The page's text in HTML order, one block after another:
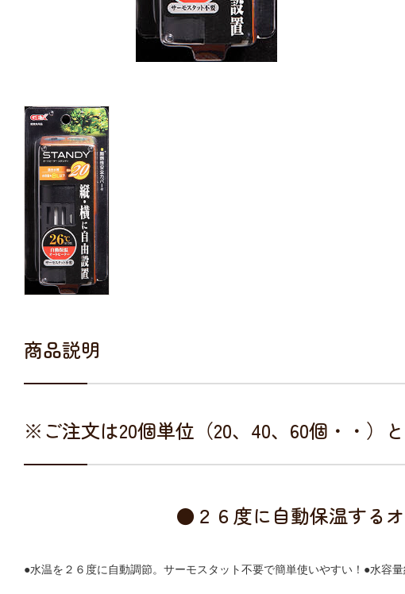
商品説明
※ご注文は20個単位（20、40、60個・・）と
●２６度に自動保温する
●水温を２６度に自動調節。サーモスタット不要で簡単使いやすい！●水容